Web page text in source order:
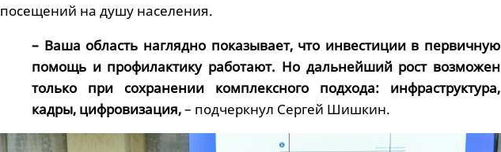
посещений на душу населения.
– Ваша область наглядно показывает, что инвестиции в первичную
помощь и профилактику работают. Но дальнейший рост возможен
только при сохранении комплексного подхода: инфраструктура,
кадры, цифровизация,– подчеркнул Сергей Шишкин.